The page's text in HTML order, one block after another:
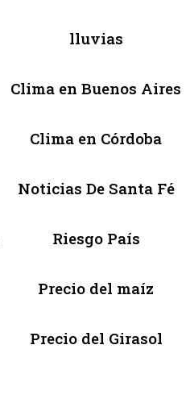
lluvias
Clima en Buenos Aires
Clima en Córdoba
Noticias De Santa Fé
Riesgo País
Precio del maíz
Precio del Girasol